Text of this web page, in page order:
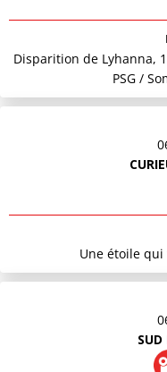
Disparition de Lyhanna,
PSG /
Une étoile